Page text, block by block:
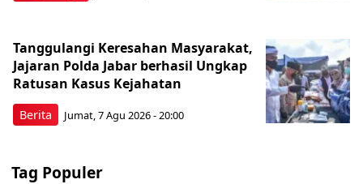
Berita
Tanggulangi Keresahan Masyarakat,
Jajaran Polda Jabar berhasil Ungkap
Ratusan Kasus Kejahatan
Jumat, 7 Agu 2026 - 20:00
Tag Populer